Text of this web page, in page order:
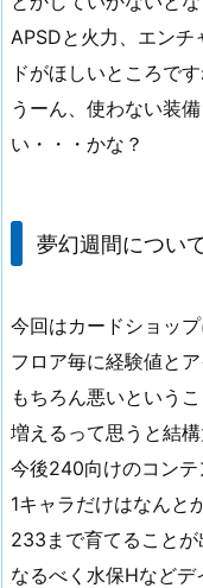
APSDと火力、エンチ
ドがほしいところです
うーん、使わない装
い・・・かな？
夢幻週間につい
今回はカードショッ
フロア毎に経験値と
もちろん悪いという
増えるって思うと結
今後240向けのコン
1キャラだけはなんと
233まで育てることが
なるべく水保Hなど